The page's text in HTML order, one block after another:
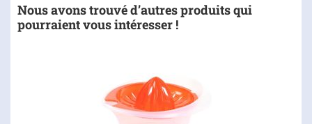
Nous avons trouvé d’autres produits qui
pourraient vous intéresser !